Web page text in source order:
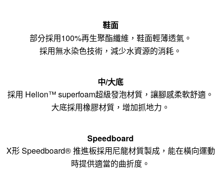
鞋面
部分採用100%再生聚酯纖維，鞋面輕薄透氣。
採用無水染色技術，減少水資源的消耗。
中/大底
採用 Helion™ superfoam超級發泡材質，讓腳感柔軟舒適。
大底採用橡膠材質，增加抓地力。
Speedboard
X形 Speedboard® 推進板採用尼龍材質製成，能在橫向運動
時提供適當的曲折度。